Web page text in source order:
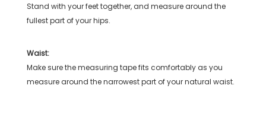
Stand with your feet together, and measure around the
fullest part of your hips.
Waist:
Make sure the measuring tape fits comfortably as you
measure around the narrowest part of your natural waist.